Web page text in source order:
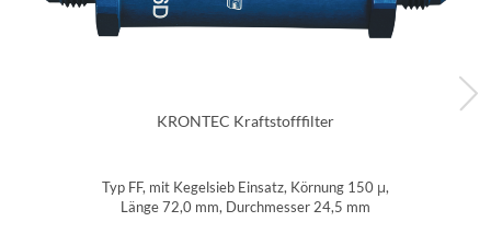
KRONTEC Kraftstofffilter
Typ FF, mit Kegelsieb Einsatz, Körnung 150 μ,
Länge 72,0 mm, Durchmesser 24,5 mm